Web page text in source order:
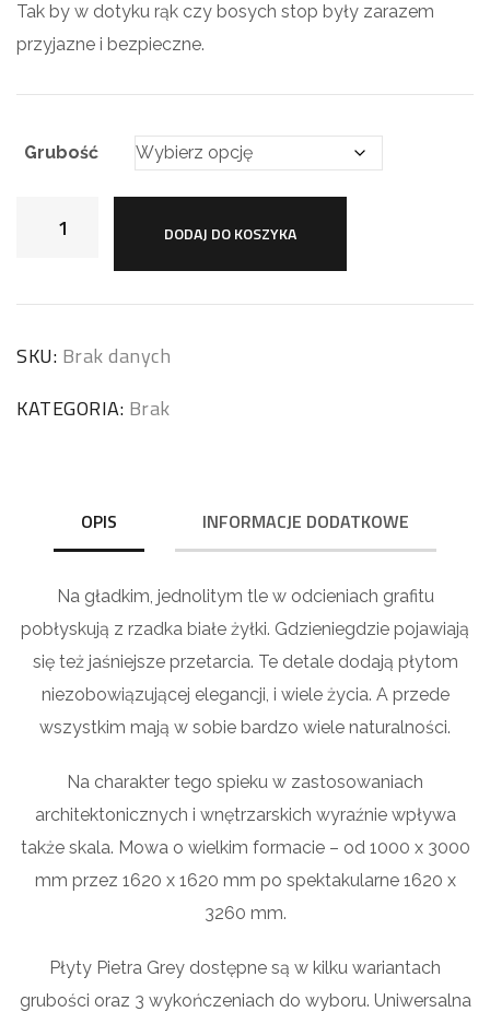
Tak by w dotyku rąk czy bosych stop były zarazem
przyjazne i bezpieczne.
Grubość
DODAJ DO KOSZYKA
SKU: Brak danych
KATEGORIA: Brak
OPIS INFORMACJE DODATKOWE
Na gładkim, jednolitym tle w odcieniach grafitu
pobłyskują z rzadka białe żyłki. Gdzieniegdzie pojawiają
się też jaśniejsze przetarcia. Te detale dodają płytom
niezobowiązującej elegancji, i wiele życia. A przede
wszystkim mają w sobie bardzo wiele naturalności.
Na charakter tego spieku w zastosowaniach
architektonicznych i wnętrzarskich wyraźnie wpływa
także skala. Mowa o wielkim formacie – od 1000 x 3000
mm przez 1620 x 1620 mm po spektakularne 1620 x
3260 mm.
Płyty Pietra Grey dostępne są w kilku wariantach
grubości oraz 3 wykończeniach do wyboru. Uniwersalna